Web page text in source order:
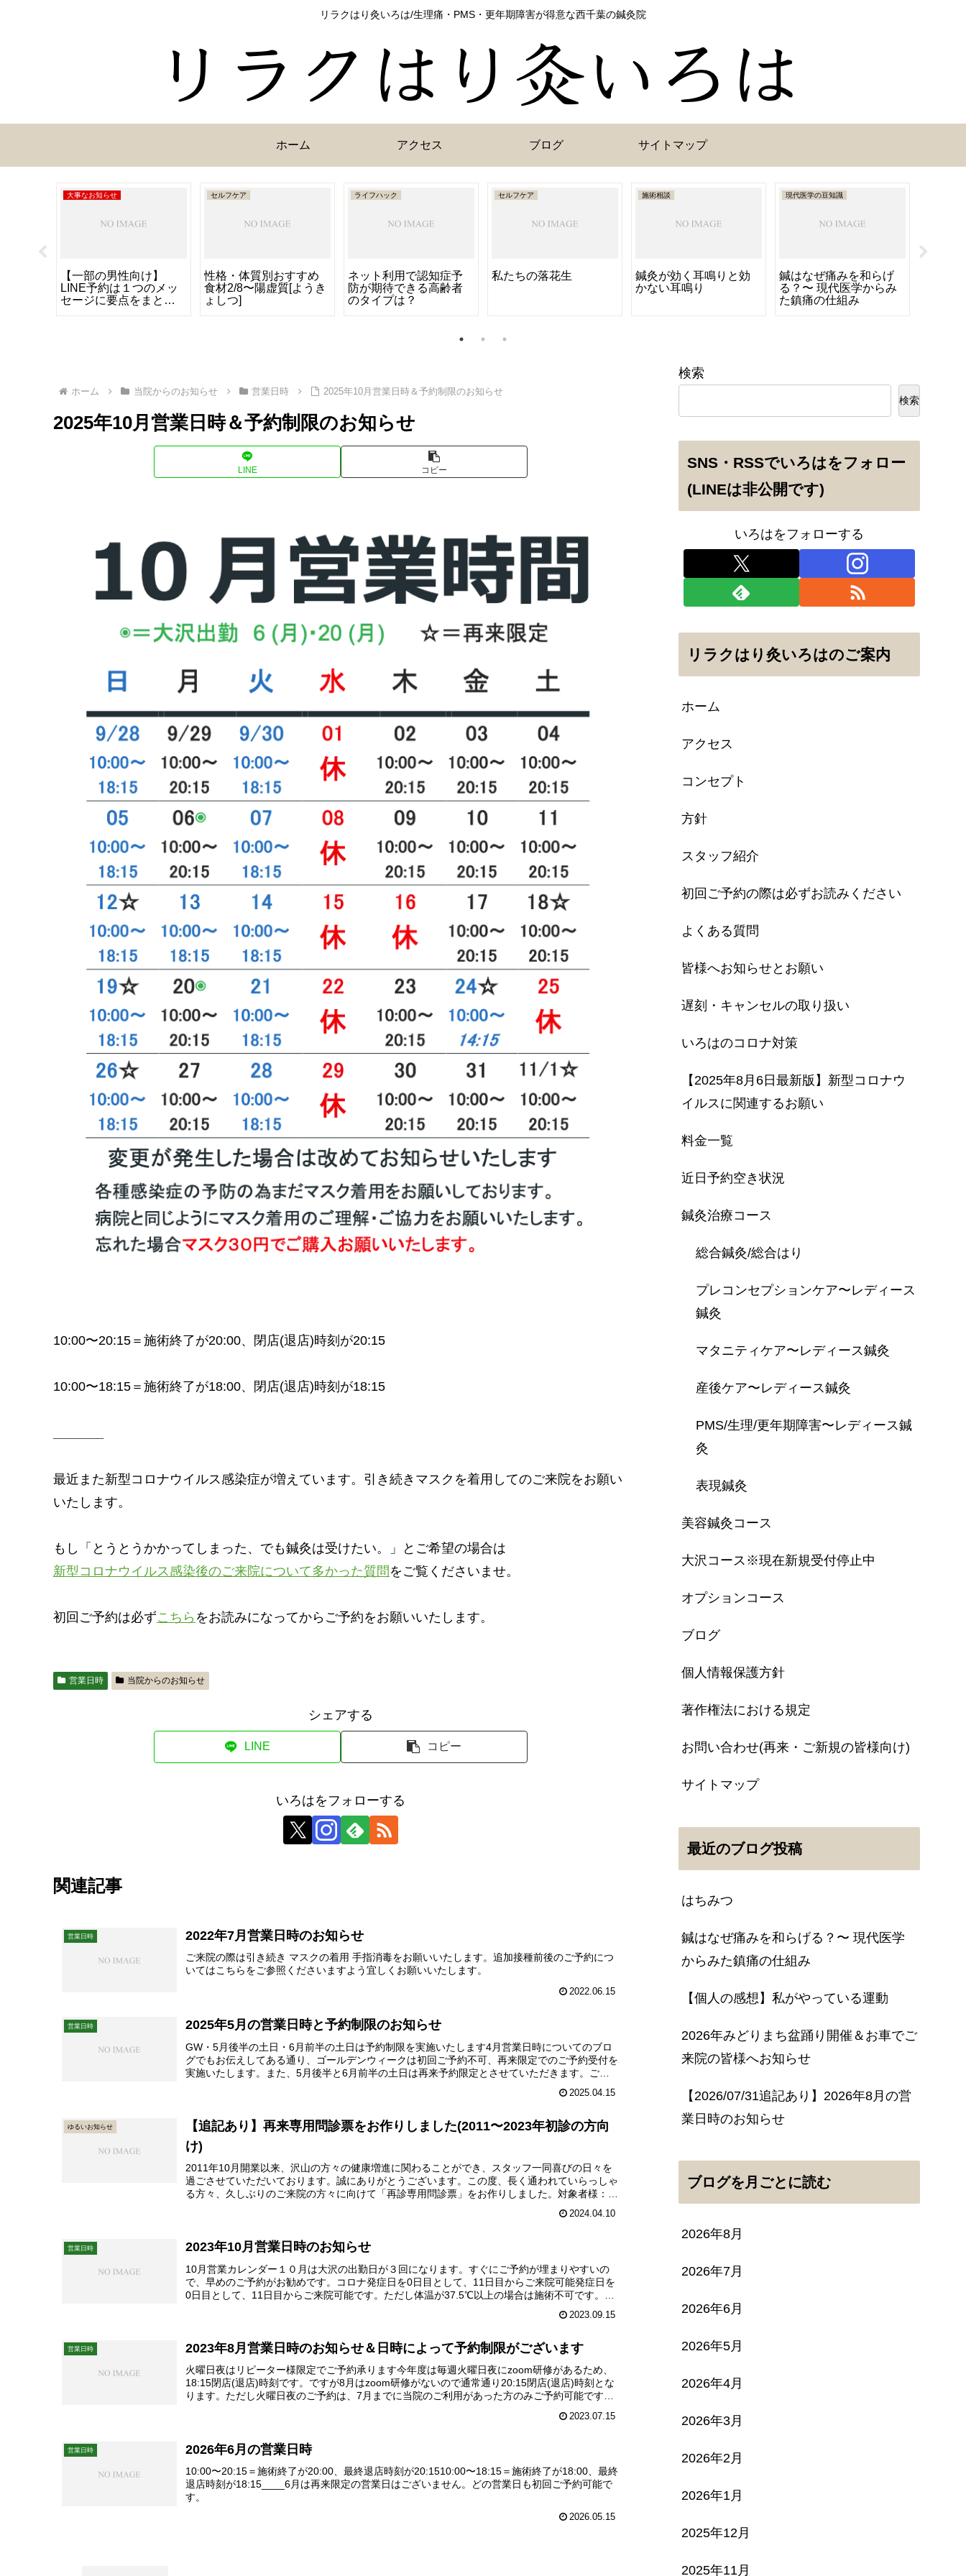
リラクはり灸いろは/生理痛・PMS・更年期障害が得意な西千葉の鍼灸院
ホーム アクセス ブログ サイトマップ
大事なお知らせ
【一部の男性向け】
LINE予約は１つのメッ
セージに要点をまとめ
セルフケア
性格・体質別おすすめ
食材2/8〜陽虚質[ようき
ょしつ]
ライフハック
ネット利用で認知症予
防が期待できる高齢者
のタイプは？
セルフケア
私たちの落花生
施術相談
鍼灸が効く耳鳴りと効
かない耳鳴り
現代医学の豆知識
鍼はなぜ痛みを和らげ
る？〜 現代医学からみ
た鎮痛の仕組み
ホーム 当院からのお知らせ 営業日時 2025年10月営業日時＆予約制限のお知らせ
2025年10月営業日時＆予約制限のお知らせ
LINE コピー
10:00〜20:15＝施術終了が20:00、閉店(退店)時刻が20:15
10:00〜18:15＝施術終了が18:00、閉店(退店)時刻が18:15
最近また新型コロナウイルス感染症が増えています。引き続きマスクを着用してのご来院をお願い
いたします。
もし「とうとうかかってしまった、でも鍼灸は受けたい。」とご希望の場合は
新型コロナウイルス感染後のご来院について多かった質問 をご覧くださいませ。
初回ご予約は必ずこちら をお読みになってからご予約をお願いいたします。
営業日時 当院からのお知らせ
シェアする
LINE コピー
いろはをフォローする
関連記事
営業日時 2022年7月営業日時のお知らせ
ご来院の際は引き続き マスクの着用 手指消毒をお願いいたします。追加接種前後のご予約につ
いてはこちらをご参照くださいますよう宜しくお願いいたします。
2022.06.15
営業日時 2025年5月の営業日時と予約制限のお知らせ
GW・5月後半の土日・6月前半の土日は予約制限を実施いたします4月営業日時についてのブロ
グでもお伝えしてある通り、ゴールデンウィークは初回ご予約不可、再来限定でのご予約受付を
実施いたします。また、5月後半と6月前半の土日は再来予約限定とさせていただきます。ご迷
2025.04.15
ゆるいお知らせ
【追記あり】再来専用問診票をお作りしました(2011〜2023年初診の方向
け)
2011年10月開業以来、沢山の方々の健康増進に関わることができ、スタッフ一同喜びの日々を
過ごさせていただいております。誠にありがとうございます。この度、長く通われていらっしゃ
る方々、久しぶりのご来院の方々に向けて「再診専用問診票」をお作りしました。対象者様：
2024.04.10
営業日時 2023年10月営業日時のお知らせ
10月営業カレンダー１０月は大沢の出勤日が３回になります。すぐにご予約が埋まりやすいの
で、早めのご予約がお勧めです。コロナ発症日を0日目として、11日目からご来院可能発症日を
0日目として、11日目からご来院可能です。ただし体温が37.5℃以上の場合は施術不可です。10
2023.09.15
営業日時 2023年8月営業日時のお知らせ＆日時によって予約制限がございます
火曜日夜はリピーター様限定でご予約承ります今年度は毎週火曜日夜にzoom研修があるため、
18:15閉店(退店)時刻です。ですが8月はzoom研修がないので通常通り20:15閉店(退店)時刻とな
ります。ただし火曜日夜のご予約は、7月までに当院のご利用があった方のみご予約可能です。
2023.07.15
営業日時 2026年6月の営業日時
10:00〜20:15＝施術終了が20:00、最終退店時刻が20:1510:00〜18:15＝施術終了が18:00、最終
退店時刻が18:15____6月は再来限定の営業日はございません。どの営業日も初回ご予約可能で
す。
2026.05.15
検索
検索
SNS・RSSでいろはをフォロー
(LINEは非公開です)
いろはをフォローする
リラクはり灸いろはのご案内
ホーム
アクセス
コンセプト
方針
スタッフ紹介
初回ご予約の際は必ずお読みください
よくある質問
皆様へお知らせとお願い
遅刻・キャンセルの取り扱い
いろはのコロナ対策
【2025年8月6日最新版】新型コロナウ
イルスに関連するお願い
料金一覧
近日予約空き状況
鍼灸治療コース
総合鍼灸/総合はり
プレコンセプションケア〜レディース
鍼灸
マタニティケア〜レディース鍼灸
産後ケア〜レディース鍼灸
PMS/生理/更年期障害〜レディース鍼
灸
表現鍼灸
美容鍼灸コース
大沢コース※現在新規受付停止中
オプションコース
ブログ
個人情報保護方針
著作権法における規定
お問い合わせ(再来・ご新規の皆様向け)
サイトマップ
最近のブログ投稿
はちみつ
鍼はなぜ痛みを和らげる？〜 現代医学
からみた鎮痛の仕組み
【個人の感想】私がやっている運動
2026年みどりまち盆踊り開催＆お車でご
来院の皆様へお知らせ
【2026/07/31追記あり】2026年8月の営
業日時のお知らせ
ブログを月ごとに読む
2026年8月
2026年7月
2026年6月
2026年5月
2026年4月
2026年3月
2026年2月
2026年1月
2025年12月
2025年11月